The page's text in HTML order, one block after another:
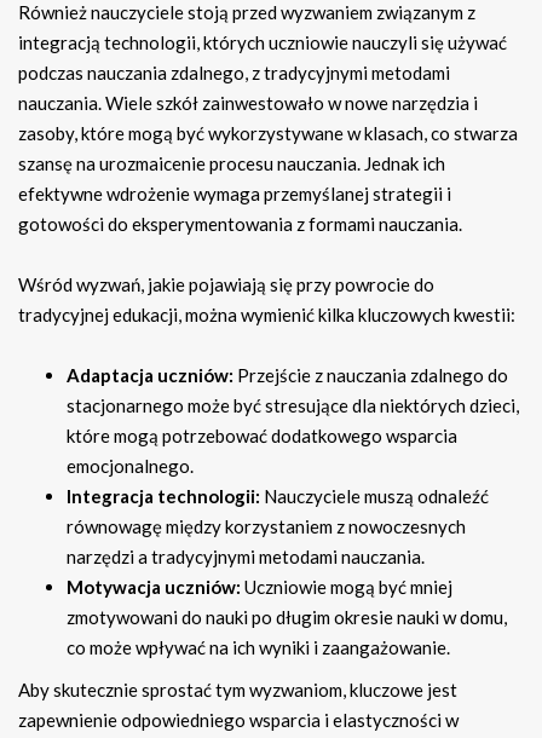
Również nauczyciele stoją przed wyzwaniem związanym z
integracją technologii, których uczniowie nauczyli się używać
podczas nauczania zdalnego, z tradycyjnymi metodami
nauczania. Wiele szkół zainwestowało w nowe narzędzia i
zasoby, które mogą być wykorzystywane w klasach, co stwarza
szansę na urozmaicenie procesu nauczania. Jednak ich
efektywne wdrożenie wymaga przemyślanej strategii i
gotowości do eksperymentowania z formami nauczania.
Wśród wyzwań, jakie pojawiają się przy powrocie do
tradycyjnej edukacji, można wymienić kilka kluczowych kwestii:
Adaptacja uczniów: Przejście z nauczania zdalnego do
stacjonarnego może być stresujące dla niektórych dzieci,
które mogą potrzebować dodatkowego wsparcia
emocjonalnego.
Integracja technologii: Nauczyciele muszą odnaleźć
równowagę między korzystaniem z nowoczesnych
narzędzi a tradycyjnymi metodami nauczania.
Motywacja uczniów: Uczniowie mogą być mniej
zmotywowani do nauki po długim okresie nauki w domu,
co może wpływać na ich wyniki i zaangażowanie.
Aby skutecznie sprostać tym wyzwaniom, kluczowe jest
zapewnienie odpowiedniego wsparcia i elastyczności w